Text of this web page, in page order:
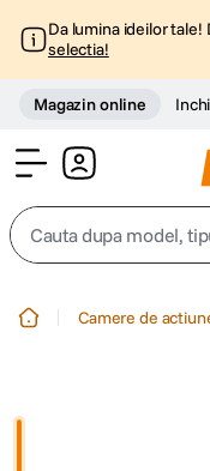
Da lumina ideilor
selectia!
Magazin online
Cauta dupa model, tipul
Camere de